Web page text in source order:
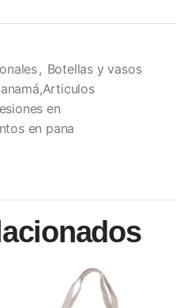
, Botellas y vasos
en
en pana